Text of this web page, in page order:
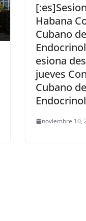
Habana
Cubano de
esiona
jueves
Cubano de
noviembre 10,